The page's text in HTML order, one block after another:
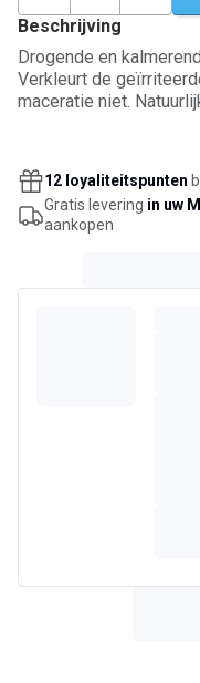
Beschrijving
Drogende en
Verkleurt de
maceratie niet.
12 loyaliteitspunten
Gratis levering in uw
aankopen